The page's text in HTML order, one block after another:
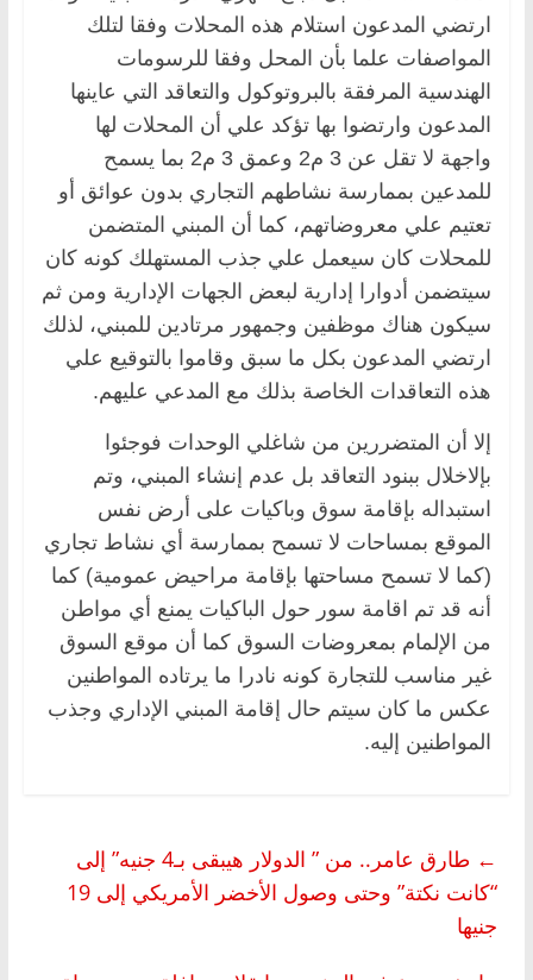
ارتضي المدعون استلام هذه المحلات وفقا لتلك
المواصفات علما بأن المحل وفقا للرسومات
الهندسية المرفقة بالبروتوكول والتعاقد التي عاينها
المدعون وارتضوا بها تؤكد علي أن المحلات لها
واجهة لا تقل عن 3 م2 وعمق 3 م2 بما يسمح
للمدعين بممارسة نشاطهم التجاري بدون عوائق أو
تعتيم علي معروضاتهم، كما أن المبني المتضمن
للمحلات كان سيعمل علي جذب المستهلك كونه كان
سيتضمن أدوارا إدارية لبعض الجهات الإدارية ومن ثم
سيكون هناك موظفين وجمهور مرتادين للمبني، لذلك
ارتضي المدعون بكل ما سبق وقاموا بالتوقيع علي
هذه التعاقدات الخاصة بذلك مع المدعي عليهم.
إلا أن المتضررين من شاغلي الوحدات فوجئوا
بإلاخلال ببنود التعاقد بل عدم إنشاء المبني، وتم
استبداله بإقامة سوق وباكيات على أرض نفس
الموقع بمساحات لا تسمح بممارسة أي نشاط تجاري
(كما لا تسمح مساحتها بإقامة مراحيض عمومية) كما
أنه قد تم اقامة سور حول الباكيات يمنع أي مواطن
من الإلمام بمعروضات السوق كما أن موقع السوق
غير مناسب للتجارة كونه نادرا ما يرتاده المواطنين
عكس ما كان سيتم حال إقامة المبني الإداري وجذب
المواطنين إليه.
←
طارق عامر.. من ” الدولار هيبقى بـ4 جنيه” إلى
“كانت نكتة” وحتى وصول الأخضر الأمريكي إلى 19
جنيها